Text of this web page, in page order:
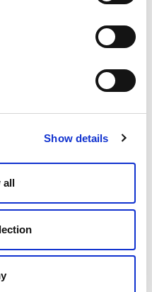
Show details
all
Giorgio
Vito dei Normanni
2025
CDP Venture